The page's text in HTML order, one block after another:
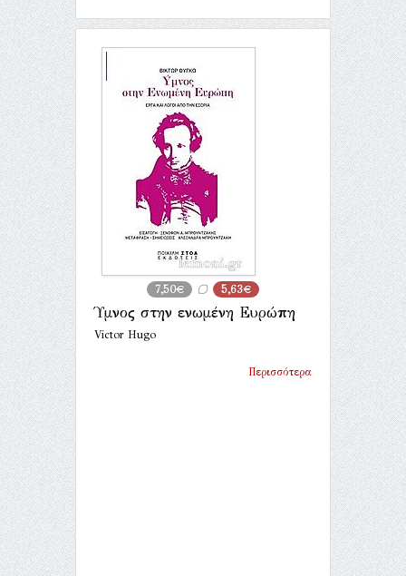
7,50€ 5,63€
Ύμνος στην ενωμένη Ευρώπη
Victor Hugo
Περισσότερα